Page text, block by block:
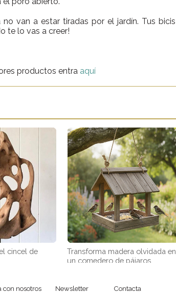
van a estar tiradas por el jardín. Tus bicis
te lo vas a creer!
productos entra aquí
cincel de
Transforma madera olvidada en
un comedero de pájaros
con nosotros Newsletter Contacta